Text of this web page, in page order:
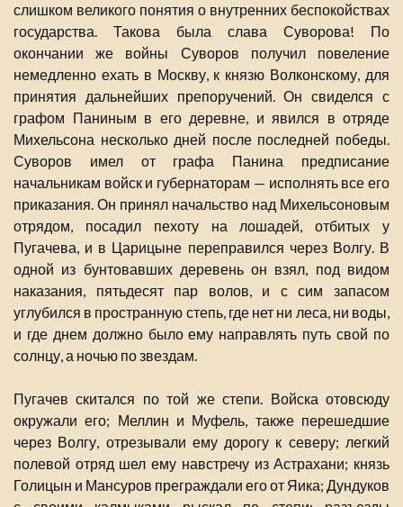
слишком великого понятия о внутренних беспокойствах
государства. Такова была слава Суворова! По
окончании же войны Суворов получил повеление
немедленно ехать в Москву, к князю Волконскому, для
принятия дальнейших препоручений. Он свиделся с
графом Паниным в его деревне, и явился в отряде
Михельсона несколько дней после последней победы.
Суворов имел от графа Панина предписание
начальникам войск и губернаторам — исполнять все его
приказания. Он принял начальство над Михельсоновым
отрядом, посадил пехоту на лошадей, отбитых у
Пугачева, и в Царицыне переправился через Волгу. В
одной из бунтовавших деревень он взял, под видом
наказания, пятьдесят пар волов, и с сим запасом
углубился в пространную степь, где нет ни леса, ни воды,
и где днем должно было ему направлять путь свой по
солнцу, а ночью по звездам.
Пугачев скитался по той же степи. Войска отовсюду
окружали его; Меллин и Муфель, также перешедшие
через Волгу, отрезывали ему дорогу к северу; легкий
полевой отряд шел ему навстречу из Астрахани; князь
Голицын и Мансуров преграждали его от Яика; Дундуков